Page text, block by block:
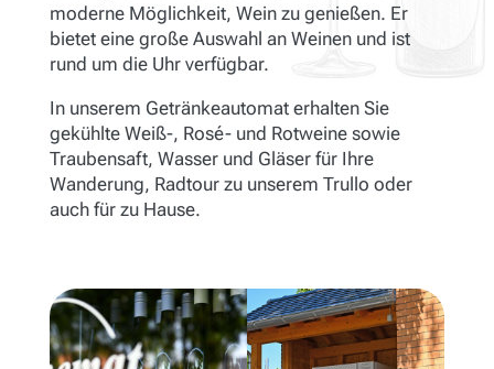
moderne Möglichkeit, Wein zu genießen. Er
bietet eine große Auswahl an Weinen und ist
rund um die Uhr verfügbar.
In unserem Getränkeautomat erhalten Sie
gekühlte Weiß-, Rosé- und Rotweine sowie
Traubensaft, Wasser und Gläser für Ihre
Wanderung, Radtour zu unserem Trullo oder
auch für zu Hause.